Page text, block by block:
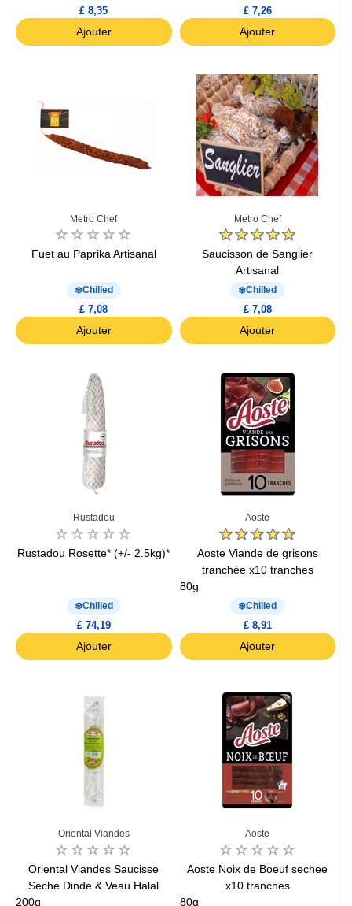
£ 8,35
Ajouter
£ 7,26
Ajouter
Metro Chef
Fuet au Paprika Artisanal
Chilled
£ 7,08
Ajouter
Metro Chef
Saucisson de Sanglier
Artisanal
Chilled
£ 7,08
Ajouter
Rustadou
Rustadou Rosette* (+/- 2.5kg)*
Chilled
£ 74,19
Ajouter
Aoste
Aoste Viande de grisons
tranchée x10 tranches
80g
Chilled
£ 8,91
Ajouter
Oriental Viandes
Oriental Viandes Saucisse
Seche Dinde & Veau Halal
200g
Aoste
Aoste Noix de Boeuf sechee
x10 tranches
80g